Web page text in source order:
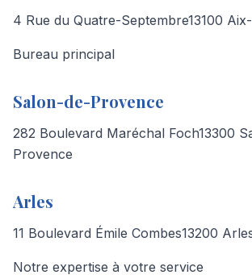
4 Rue du Quatre-Septembre13100
Bureau principal
Salon-de-Provence
282 Boulevard Maréchal Foch13300
Provence
Arles
11 Boulevard Émile Combes13200
Notre expertise à votre service